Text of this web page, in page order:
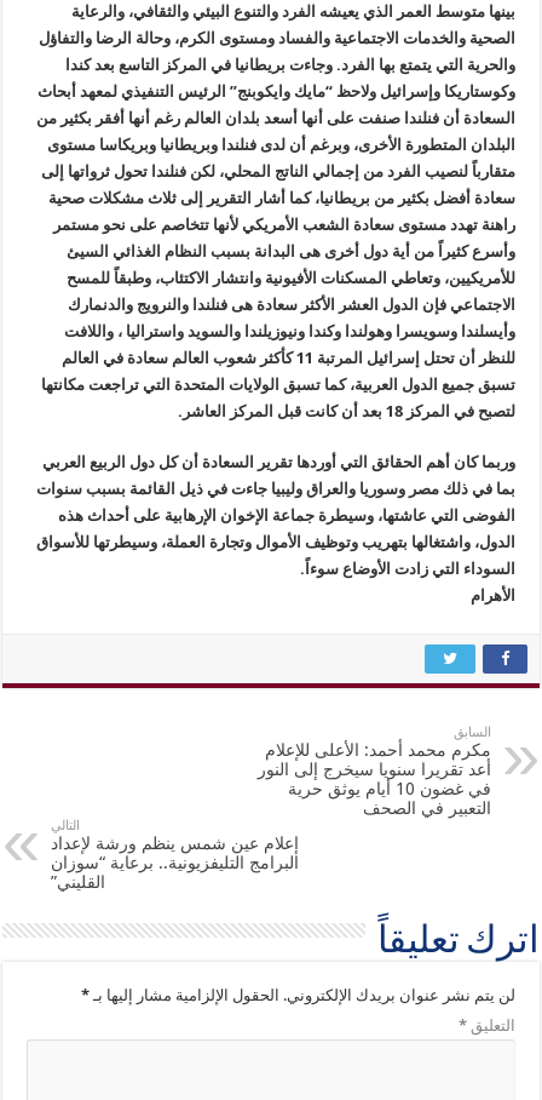
بينها متوسط العمر الذي يعيشه الفرد والتنوع البيئي والثقافي، والرعاية
الصحية والخدمات الاجتماعية والفساد ومستوى الكرم، وحالة الرضا والتفاؤل
والحرية التي يتمتع بها الفرد. وجاءت بريطانيا في المركز التاسع بعد كندا
وكوستاريكا وإسرائيل ولاحظ “مايك وايكوبنج” الرئيس التنفيذي لمعهد أبحاث
السعادة أن فنلندا صنفت على أنها أسعد بلدان العالم رغم أنها أفقر بكثير من
البلدان المتطورة الأخرى، وبرغم أن لدى فنلندا وبريطانيا وبريكاسا مستوى
متقارباً لنصيب الفرد من إجمالي الناتج المحلي، لكن فنلندا تحول ثرواتها إلى
سعادة أفضل بكثير من بريطانيا، كما أشار التقرير إلى ثلاث مشكلات صحية
راهنة تهدد مستوى سعادة الشعب الأمريكي لأنها تتخاصم على نحو مستمر
وأسرع كثيراً من أية دول أخرى هى البدانة بسبب النظام الغذائي السيئ
للأمريكيين، وتعاطي المسكنات الأفيونية وانتشار الاكتئاب، وطبقاً للمسح
الاجتماعي فإن الدول العشر الأكثر سعادة هى فنلندا والنرويج والدنمارك
وأيسلندا وسويسرا وهولندا وكندا ونيوزيلندا والسويد واستراليا ، واللافت
للنظر أن تحتل إسرائيل المرتبة 11 كأكثر شعوب العالم سعادة في العالم
تسبق جميع الدول العربية، كما تسبق الولايات المتحدة التي تراجعت مكانتها
لتصبح في المركز 18 بعد أن كانت قبل المركز العاشر.
وربما كان أهم الحقائق التي أوردها تقرير السعادة أن كل دول الربيع العربي
بما في ذلك مصر وسوريا والعراق وليبيا جاءت في ذيل القائمة بسبب سنوات
الفوضى التي عاشتها، وسيطرة جماعة الإخوان الإرهابية على أحداث هذه
الدول، واشتغالها بتهريب وتوظيف الأموال وتجارة العملة، وسيطرتها للأسواق
السوداء التي زادت الأوضاع سوءاً.
الأهرام
السابق
مكرم محمد أحمد: الأعلى للإعلام
أعد تقريرا سنويا سيخرج إلى النور
في غضون 10 أيام يوثق حرية
التعبير في الصحف
التالي
إعلام عين شمس ينظم ورشة لإعداد
البرامج التليفزيونية.. برعاية “سوزان
القليني”
اترك تعليقاً
لن يتم نشر عنوان بريدك الإلكتروني. الحقول الإلزامية مشار إليها بـ*
التعليق*